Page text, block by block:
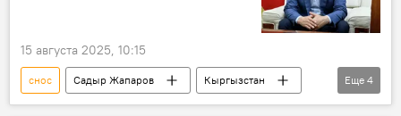
15 августа 2025, 10:15
снос Садыр Жапаров
Кыргызстан
жилье
земельные участки
захват
Еще 4